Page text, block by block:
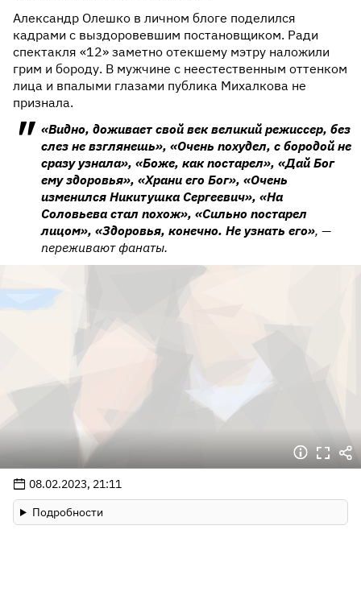
Александр Олешко в личном блоге поделился
кадрами с выздоровевшим постановщиком. Ради
спектакля «12» заметно отекшему мэтру наложили
грим и бороду. В мужчине с неестественным оттенком
лица и впалыми глазами публика Михалкова не
признала.
«Видно, доживает свой век великий режиссер, без
слез не взглянешь», «Очень похудел, с бородой не
сразу узнала», «Боже, как постарел», «Дай Бог
ему здоровья», «Храни его Бог», «Очень
изменился Никитушка Сергеевич», «На
Соловьева стал похож», «Сильно постарел
лицом», «Здоровья, конечно. Не узнать его», —
переживают фанаты.
08.02.2023, 21:11
Подробности